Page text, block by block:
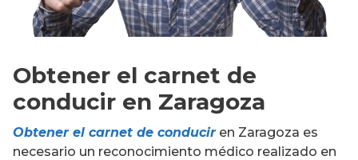
Obtener el carnet de
conducir en Zaragoza
Obtener el carnet de conduciren Zaragoza es
necesario un reconocimiento médico realizado en